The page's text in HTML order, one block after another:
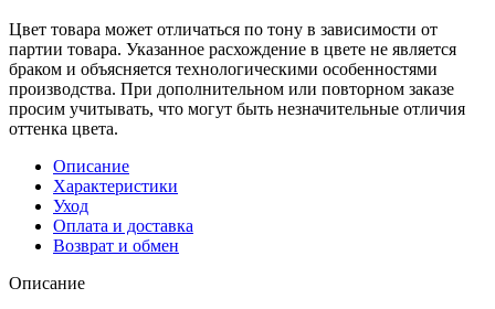
Цвет товара может отличаться по тону в зависимости от
партии товара. Указанное расхождение в цвете не является
браком и объясняется технологическими особенностями
производства. При дополнительном или повторном заказе
просим учитывать, что могут быть незначительные отличия
оттенка цвета.
Описание
Характеристики
Уход
Оплата и доставка
Возврат и обмен
Описание